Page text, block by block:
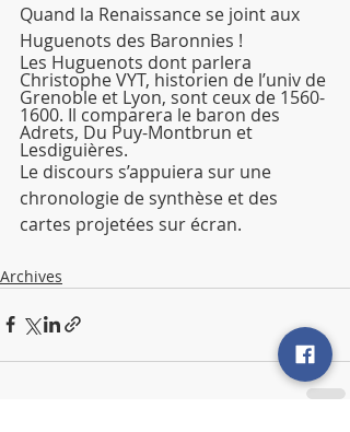
Quand la Renaissance se joint aux
Huguenots des Baronnies !
Les Huguenots dont parlera
Christophe VYT, historien de l’univ de
Grenoble et Lyon, sont ceux de 1560-
1600. Il comparera le baron des
Adrets, Du Puy-Montbrun et
Lesdiguières.
Le discours s’appuiera sur une
chronologie de synthèse et des
cartes projetées sur écran.
Archives